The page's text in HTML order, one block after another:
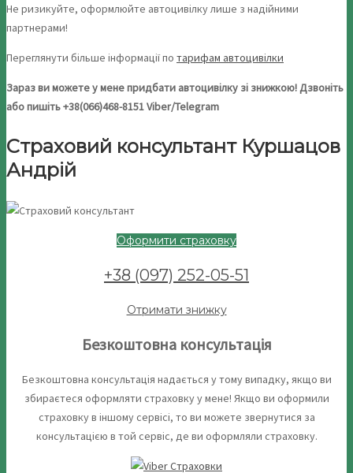
Не ризикуйте, оформлюйте автоцивілку лише з надійними
партнерами!
Переглянути більше інформації по тарифам автоцивілки
Зараз ви можете у мене придбати автоцивілку зі знижкою! Дзвоніть
або пишіть +38(066)468-8151 Viber/Telegram
Страховий консультант Куршацов
Андрій
Оформити страховку
+38 (097) 252-05-51
Отримати знижку
Безкоштовна консультація
Безкоштовна консультація надається у тому випадку, якщо ви
збираєтеся оформляти страховку у мене! Якщо ви оформили
страховку в іншому сервісі, то ви можете звернутися за
консультацією в той сервіс, де ви оформляли страховку.